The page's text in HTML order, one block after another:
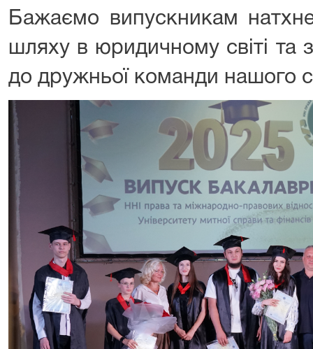
Бажаємо випускникам
шляху в юридичному світі та
до дружньої команди нашого